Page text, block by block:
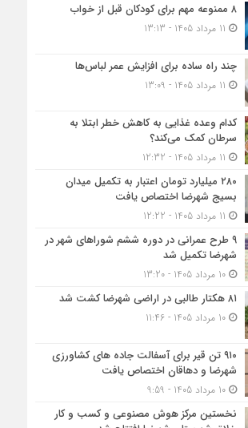
۸ ممنوعه مهم برای کودکان قبل از خواب
چند راه ساده برای افزایش عمر لباس‌ها
کدام وعده غذایی به کاهش خطر ابتلا به
سرطان کمک می‌کند؟
۲۸۰ میلیارد تومان اعتبار به تکمیل میدان
بسیج شهرضا اختصاص یافت
۹ طرح عمرانی در دوره ششم شوراهای شهر در
شهرضا تکمیل شد
10 مرداد 1405 - 13:20
۸۱ هکتار طالبی در اراضی شهرضا کشت شد
10 مرداد 1405 - 11:46
۹۱۰ تن قیر برای آسفالت جاده های کشاورزی
شهرضا و دهاقان اختصاص یافت
10 مرداد 1405 - 9:59
نخستین مرکز هوش مصنوعی و کسب‌ و کار